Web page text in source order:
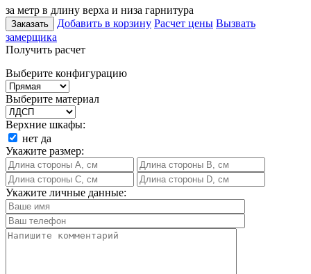
за метр в длину верха и низа гарнитура
Заказать Добавить в корзину Расчет цены Вызвать
замерщика
Получить расчет
Выберите конфигурацию
Выберите материал
Верхние шкафы:
нет да
Укажите размер:
Укажите личные данные: